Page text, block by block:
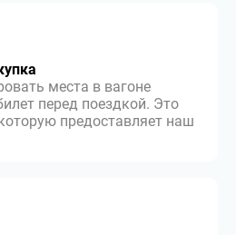
места в вагоне
перед поездкой. Это
предоставляет наш